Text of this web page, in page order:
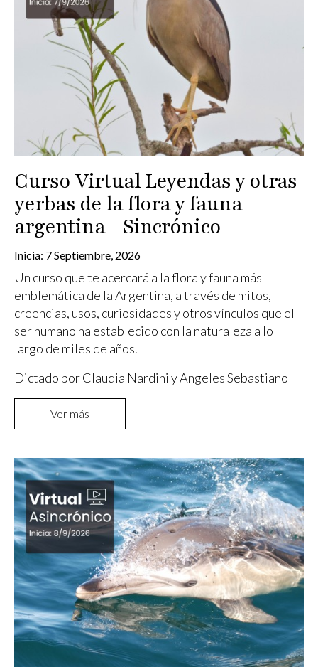
Curso Virtual Leyendas y otras
yerbas de la flora y fauna
argentina - Sincrónico
Inicia: 7 Septiembre, 2026
Un curso que te acercará a la flora y fauna más
emblemática de la Argentina, a través de mitos,
creencias, usos, curiosidades y otros vínculos que el
ser humano ha establecido con la naturaleza a lo
largo de miles de años.
Dictado por Claudia Nardini y Angeles Sebastiano
Ver más